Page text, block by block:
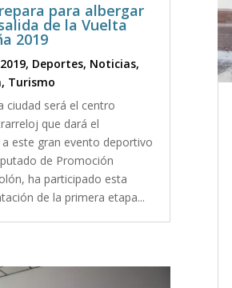
para albergar
de la Vuelta
2019
2019, Deportes, Noticias,
, Turismo
ciudad será el centro
que dará el
este gran evento deportivo
de Promoción
ha participado esta
de la primera etapa...